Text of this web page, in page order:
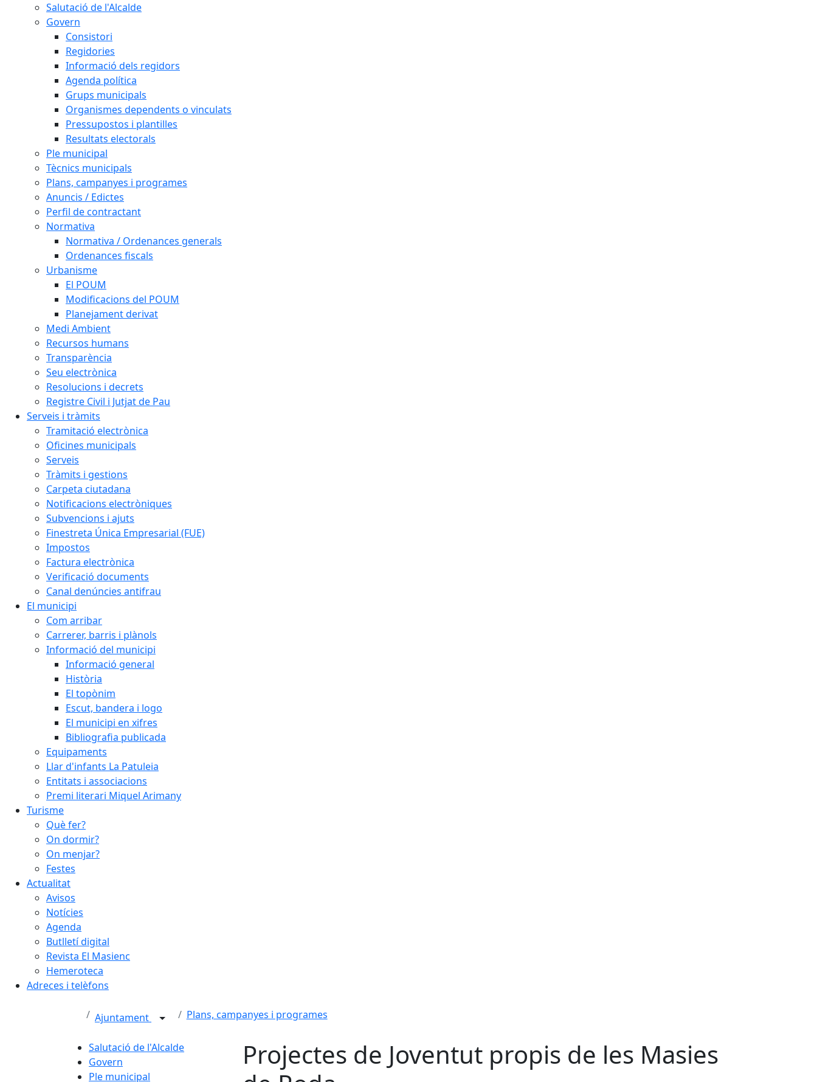
Salutació de l'Alcalde
Govern
Consistori
Regidories
Informació dels regidors
Agenda política
Grups municipals
Organismes dependents o vinculats
Pressupostos i plantilles
Resultats electorals
Ple municipal
Tècnics municipals
Plans, campanyes i programes
Anuncis / Edictes
Perfil de contractant
Normativa
Normativa / Ordenances generals
Ordenances fiscals
Urbanisme
El POUM
Modificacions del POUM
Planejament derivat
Medi Ambient
Recursos humans
Transparència
Seu electrònica
Resolucions i decrets
Registre Civil i Jutjat de Pau
Serveis i tràmits
Tramitació electrònica
Oficines municipals
Serveis
Tràmits i gestions
Carpeta ciutadana
Notificacions electròniques
Subvencions i ajuts
Finestreta Única Empresarial (FUE)
Impostos
Factura electrònica
Verificació documents
Canal denúncies antifrau
El municipi
Com arribar
Carrerer, barris i plànols
Informació del municipi
Informació general
Història
El topònim
Escut, bandera i logo
El municipi en xifres
Bibliografia publicada
Equipaments
Llar d'infants La Patuleia
Entitats i associacions
Premi literari Miquel Arimany
Turisme
Què fer?
On dormir?
On menjar?
Festes
Actualitat
Avisos
Notícies
Agenda
Butlletí digital
Revista El Masienc
Hemeroteca
Adreces i telèfons
Ajuntament Plans, campanyes i programes
Salutació de l'Alcalde
Govern
Ple municipal
Projectes de Joventut propis de les Masies